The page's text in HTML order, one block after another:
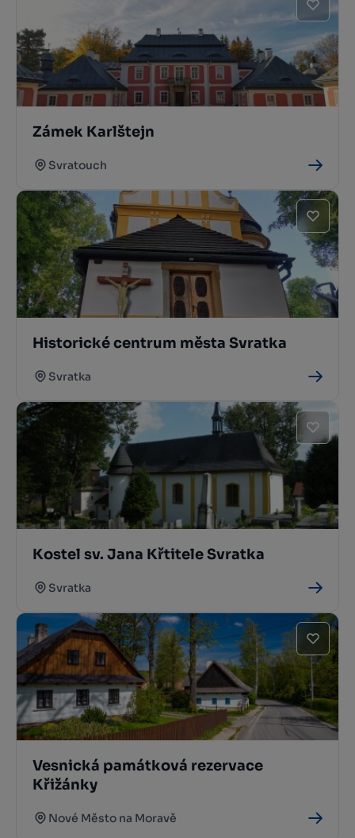
Zámek Karlštejn
Svratouch
Historické centrum města Svratka
Svratka
Kostel sv. Jana Křtitele Svratka
Svratka
Vesnická památková rezervace
Křižánky
Nové Město na Moravě